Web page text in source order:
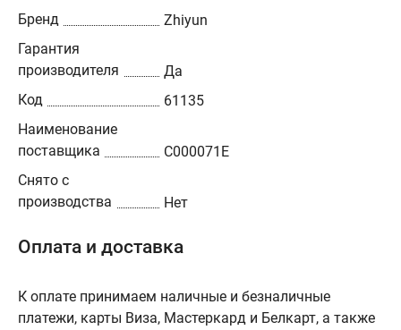
Бренд
Zhiyun
Гарантия
производителя
Да
Код
61135
Наименование
поставщика
C000071E
Снято с
производства
Нет
Оплата и доставка
К оплате принимаем наличные и безналичные
платежи, карты Виза, Мастеркард и Белкарт, а также